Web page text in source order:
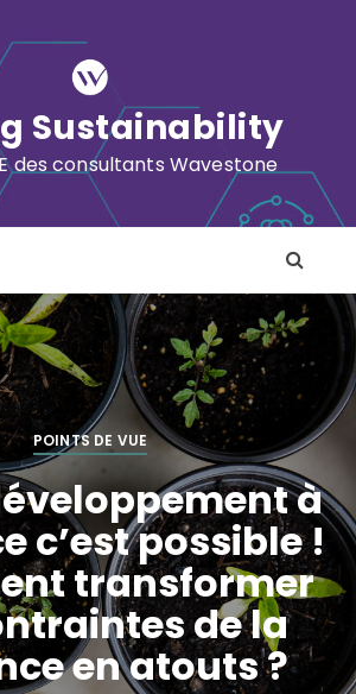
Sustainability
des consultants Wavestone
POINTS DE VUE
à
c’est possible !
transformer
de la
en atouts ?